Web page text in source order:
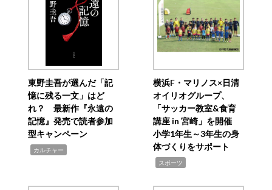
東野圭吾が選んだ「記
憶に残る一文」はど
れ？ 最新作『永遠の
記憶』発売で読者参加
型キャンペーン
カルチャー
横浜F・マリノス×日清
オイリオグループ、
「サッカー教室&食育
講座 in 宮崎」を開催
小学1年生～3年生の身
体づくりをサポート
スポーツ